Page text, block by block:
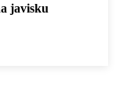
javisku